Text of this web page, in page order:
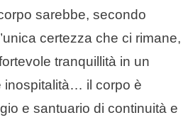
sarebbe, secondo
certezza che ci rimane,
tranquillità in un
inospitalità… il corpo è
e santuario di continuità e